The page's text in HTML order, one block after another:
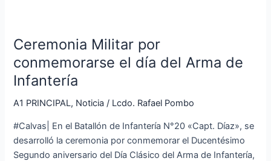
Ceremonia Militar por
conmemorarse el día del Arma de
Infantería
A1 PRINCIPAL, Noticia / Lcdo. Rafael Pombo
#Calvas| En el Batallón de Infantería N°20 «Capt. Díaz», se
desarrolló la ceremonia por conmemorar el Ducentésimo
Segundo aniversario del Día Clásico del Arma de Infantería,
por
conmemorarse
el
día
del
de
Infantería